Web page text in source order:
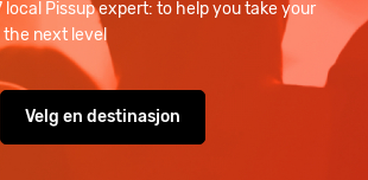
local Pissup expert: to help you take your
the next level
Velg en destinasjon